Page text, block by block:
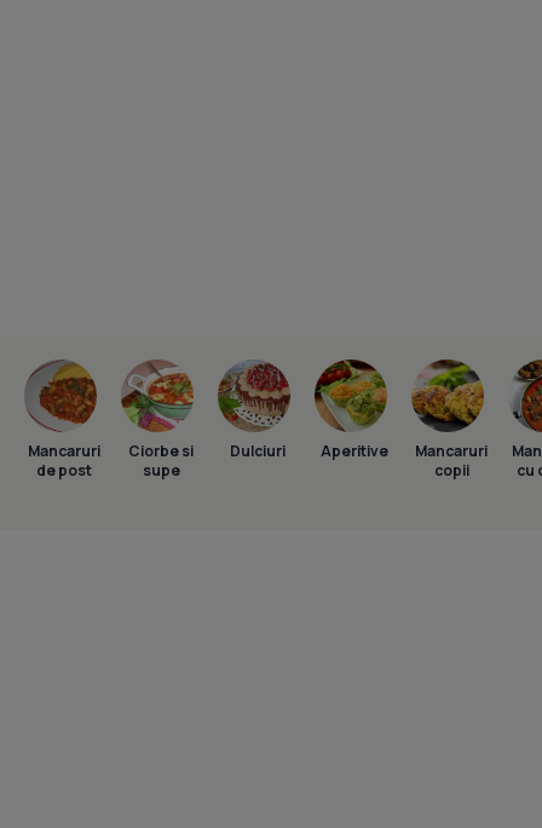
Mancaruri
de post
Ciorbe si
supe
Dulciuri Aperitive
Mancaruri
copii
cu